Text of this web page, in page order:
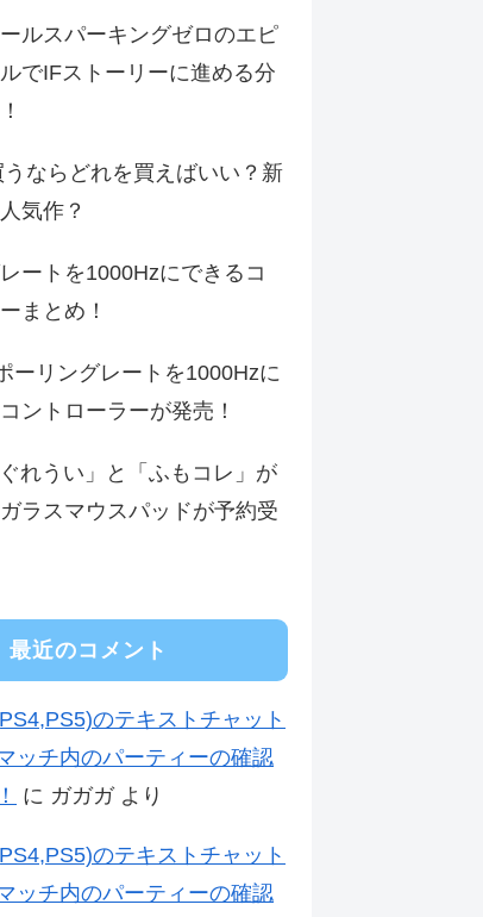
ルスパーキングゼロのエピ
でIFストーリーに進める分
ならどれを買えばいい？新
気作？
ートを1000Hzにできるコ
まとめ！
ーリングレートを1000Hzに
ントローラーが発売！
れうい」と「ふもコレ」が
ラスマウスパッドが予約受
最近のコメント
のテキストチャット
ッチ内のパーティーの確認
に ガガガより
のテキストチャット
ッチ内のパーティーの確認